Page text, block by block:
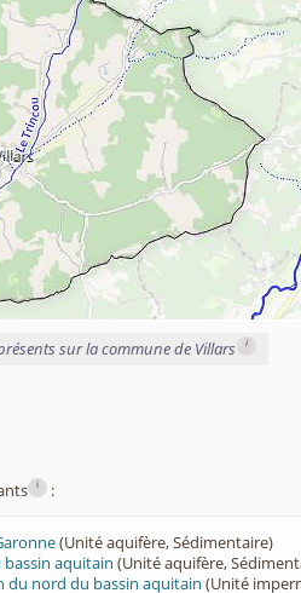
sur la commune de Villars i
i :
(Unité aquifère, Sédimentaire)
bassin aquitain (Unité aquifère,
du nord du bassin aquitain (Unité